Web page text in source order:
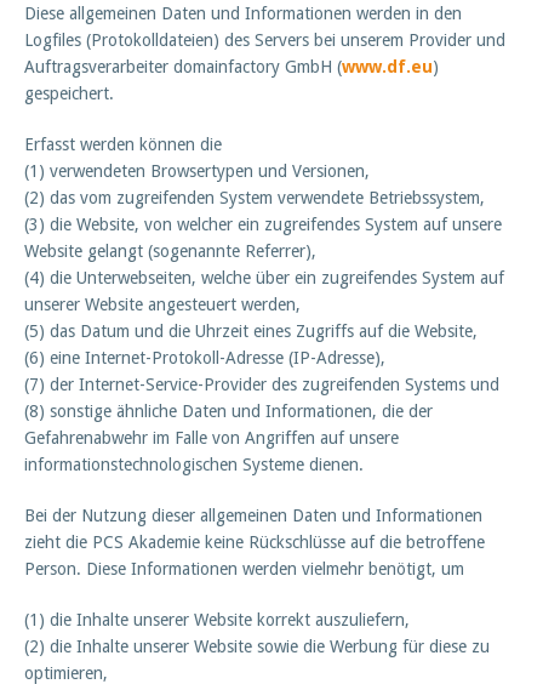
Diese allgemeinen Daten und Informationen werden in den
Logfiles (Protokolldateien) des Servers bei unserem Provider und
Auftragsverarbeiter domainfactory GmbH (www.df.eu)
gespeichert.
Erfasst werden können die
(1) verwendeten Browsertypen und Versionen,
(2) das vom zugreifenden System verwendete Betriebssystem,
(3) die Website, von welcher ein zugreifendes System auf unsere
Website gelangt (sogenannte Referrer),
(4) die Unterwebseiten, welche über ein zugreifendes System auf
unserer Website angesteuert werden,
(5) das Datum und die Uhrzeit eines Zugriffs auf die Website,
(6) eine Internet-Protokoll-Adresse (IP-Adresse),
(7) der Internet-Service-Provider des zugreifenden Systems und
(8) sonstige ähnliche Daten und Informationen, die der
Gefahrenabwehr im Falle von Angriffen auf unsere
informationstechnologischen Systeme dienen.
Bei der Nutzung dieser allgemeinen Daten und Informationen
zieht die PCS Akademie keine Rückschlüsse auf die betroffene
Person. Diese Informationen werden vielmehr benötigt, um
(1) die Inhalte unserer Website korrekt auszuliefern,
(2) die Inhalte unserer Website sowie die Werbung für diese zu
optimieren,